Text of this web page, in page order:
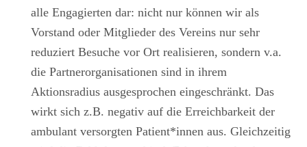
alle Engagierten dar: nicht nur können wir als
Vorstand oder Mitglieder des Vereins nur sehr
reduziert Besuche vor Ort realisieren, sondern v.a.
die Partnerorganisationen sind in ihrem
Aktionsradius ausgesprochen eingeschränkt. Das
wirkt sich z.B. negativ auf die Erreichbarkeit der
ambulant versorgten Patient*innen aus. Gleichzeitig